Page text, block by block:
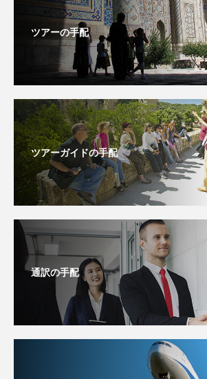
ツアーの手配
ツアーガイドの手配
通訳の手配